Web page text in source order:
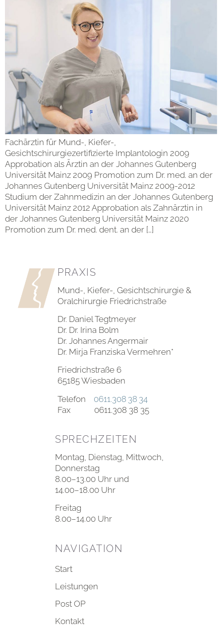
Fachärztin für Mund-, Kiefer-,
Gesichtschirurgiezertifizierte Implantologin 2009
Approbation als Ärztin an der Johannes Gutenberg
Universität Mainz 2009 Promotion zum Dr. med. an der
Johannes Gutenberg Universität Mainz 2009-2012
Studium der Zahnmedizin an der Johannes Gutenberg
Universität Mainz 2012 Approbation als Zahnärztin in
der Johannes Gutenberg Universität Mainz 2020
Promotion zum Dr. med. dent. an der […]
PRAXIS
Mund-, Kiefer-, Gesichtschirurgie &
Oralchirurgie Friedrichstraße
Dr. Daniel Tegtmeyer
Dr. Dr. Irina Bolm
Dr. Johannes Angermair
Dr. Mirja Franziska Vermehren*
Friedrichstraße 6
65185 Wiesbaden
Telefon 0611.308 38 34
Fax 0611.308 38 35
SPRECHZEITEN
Montag, Dienstag, Mittwoch,
Donnerstag
8.00–13.00 Uhr und
14.00–18.00 Uhr
Freitag
8.00–14.00 Uhr
NAVIGATION
Start
Leistungen
Post OP
Kontakt